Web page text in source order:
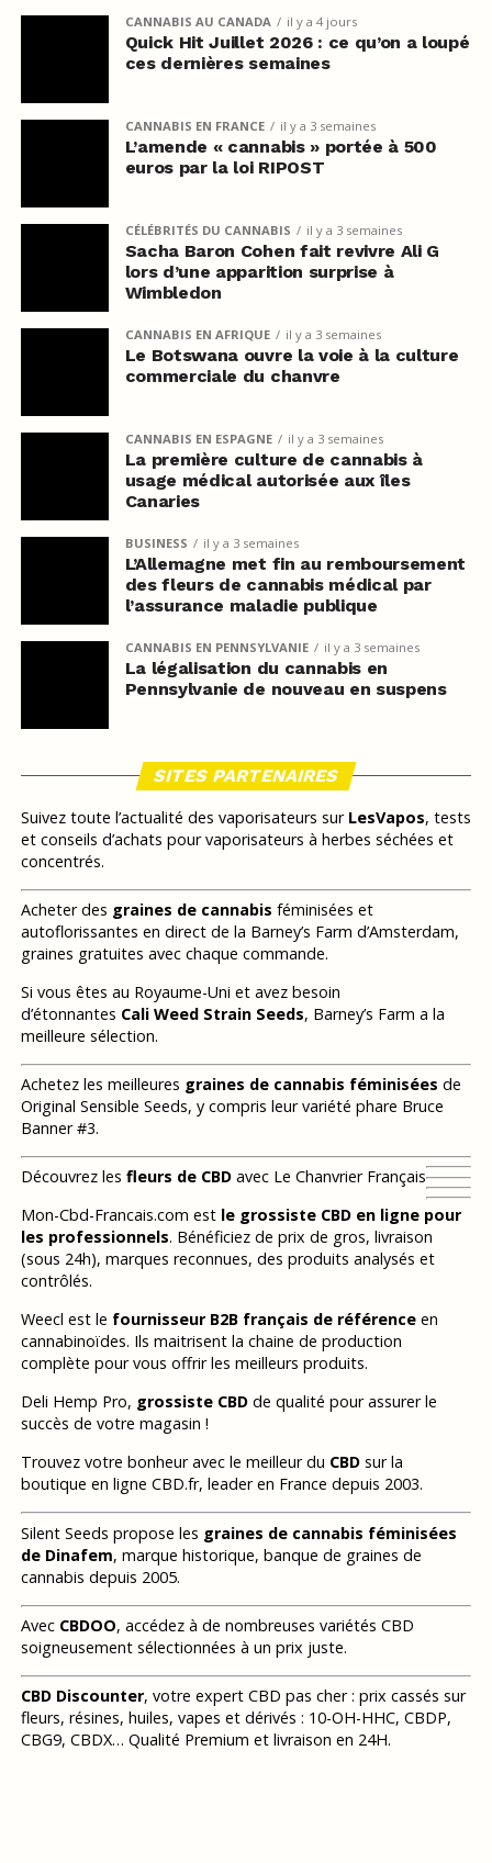
CANNABIS AU CANADA il y a 4 jours
Quick Hit Juillet 2026 : ce qu’on a loupé
ces dernières semaines
CANNABIS EN FRANCE il y a 3 semaines
L’amende « cannabis » portée à 500
euros par la loi RIPOST
CÉLÉBRITÉS DU CANNABIS il y a 3 semaines
Sacha Baron Cohen fait revivre Ali G
lors d’une apparition surprise à
Wimbledon
CANNABIS EN AFRIQUE il y a 3 semaines
Le Botswana ouvre la voie à la culture
commerciale du chanvre
CANNABIS EN ESPAGNE il y a 3 semaines
La première culture de cannabis à
usage médical autorisée aux îles
Canaries
BUSINESS il y a 3 semaines
L’Allemagne met fin au remboursement
des fleurs de cannabis médical par
l’assurance maladie publique
CANNABIS EN PENNSYLVANIE il y a 3 semaines
La légalisation du cannabis en
Pennsylvanie de nouveau en suspens
SITES PARTENAIRES
Suivez toute l’actualité des vaporisateurs sur LesVapos, tests
et conseils d’achats pour vaporisateurs à herbes séchées et
concentrés.
Acheter des graines de cannabis féminisées et
autoflorissantes en direct de la Barney’s Farm d’Amsterdam,
graines gratuites avec chaque commande.
Si vous êtes au Royaume-Uni et avez besoin
d’étonnantes Cali Weed Strain Seeds, Barney’s Farm a la
meilleure sélection.
Achetez les meilleures graines de cannabis féminisées de
Original Sensible Seeds, y compris leur variété phare Bruce
Banner #3.
Découvrez les fleurs de CBDavec Le Chanvrier Français
Mon-Cbd-Francais.com est le grossiste CBD en ligne pour
les professionnels. Bénéficiez de prix de gros, livraison
(sous 24h), marques reconnues, des produits analysés et
contrôlés.
Weecl est le fournisseur B2B français de référenceen
cannabinoïdes. Ils maitrisent la chaine de production
complète pour vous offrir les meilleurs produits.
Deli Hemp Pro, grossiste CBDde qualité pour assurer le
succès de votre magasin !
Trouvez votre bonheur avec le meilleur du CBDsur la
boutique en ligne CBD.fr, leader en France depuis 2003.
Silent Seeds propose les graines de cannabis féminisées
de Dinafem, marque historique, banque de graines de
cannabis depuis 2005.
Avec CBDOO, accédez à de nombreuses variétés CBD
soigneusement sélectionnées à un prix juste.
CBD Discounter, votre expert CBD pas cher : prix cassés sur
fleurs, résines, huiles, vapes et dérivés : 10-OH-HHC, CBDP,
CBG9, CBDX… Qualité Premium et livraison en 24H.